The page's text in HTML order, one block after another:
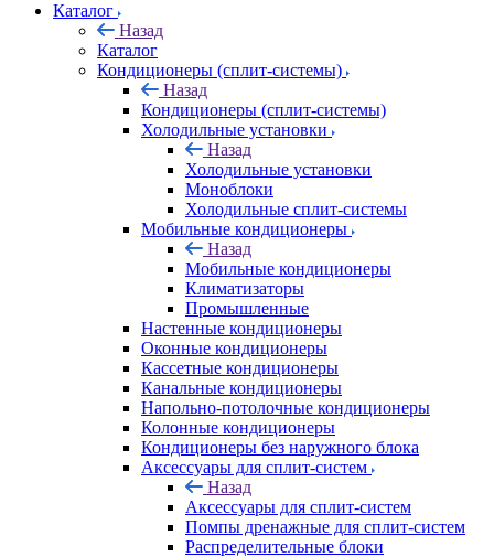
Каталог
Назад
Каталог
Кондиционеры (сплит-системы)
Назад
Кондиционеры (сплит-системы)
Холодильные установки
Назад
Холодильные установки
Моноблоки
Холодильные сплит-системы
Мобильные кондиционеры
Назад
Мобильные кондиционеры
Климатизаторы
Промышленные
Настенные кондиционеры
Оконные кондиционеры
Кассетные кондиционеры
Канальные кондиционеры
Напольно-потолочные кондиционеры
Колонные кондиционеры
Кондиционеры без наружного блока
Аксессуары для сплит-систем
Назад
Аксессуары для сплит-систем
Помпы дренажные для сплит-систем
Распределительные блоки